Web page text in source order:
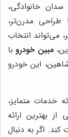
خانوادگی،
طراحی مدرن‌تر،
می‌تواند انتخاب
مبین خودروبا
این خودرو
خدمات متمایز،
بهترین ارائه
اگر به دنبال